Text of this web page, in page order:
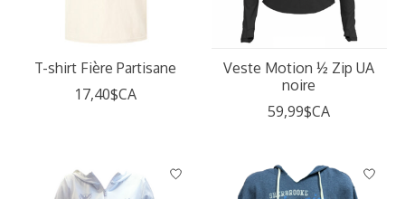
T-shirt Fière Partisane
17,40$CA
Veste Motion ½ Zip UA
noire
59,99$CA